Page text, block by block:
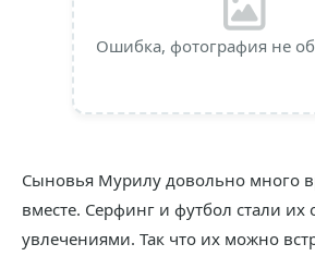
Ошибка, фотография не
Сыновья Мурилу довольно много
вместе. Серфинг и футбол стали
увлечениями. Так что их можно